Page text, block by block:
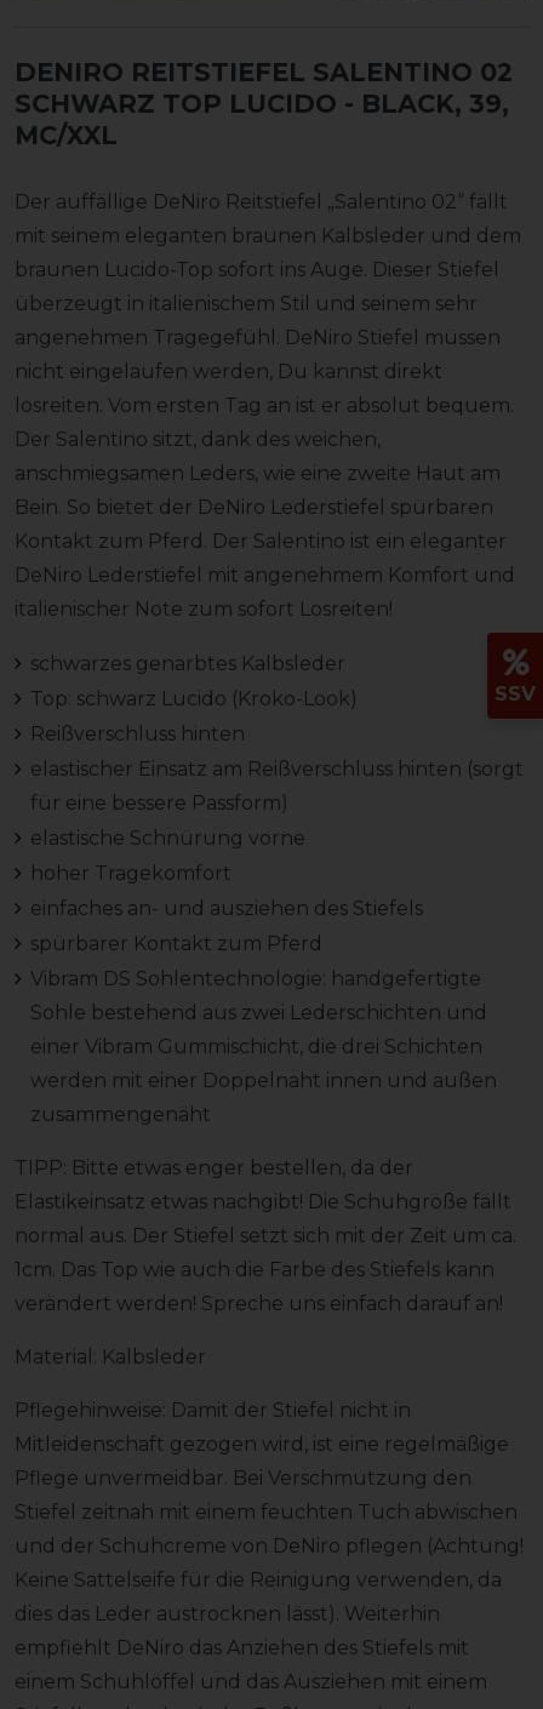
DENIRO REITSTIEFEL SALENTINO 02
SCHWARZ TOP LUCIDO - BLACK, 39,
MC/XXL
Der auffällige DeNiro Reitstiefel „Salentino 02“ fällt
mit seinem eleganten braunen Kalbsleder und dem
braunen Lucido-Top sofort ins Auge. Dieser Stiefel
überzeugt in italienischem Stil und seinem sehr
angenehmen Tragegefühl. DeNiro Stiefel müssen
nicht eingelaufen werden, Du kannst direkt
losreiten. Vom ersten Tag an ist er absolut bequem.
Der Salentino sitzt, dank des weichen,
anschmiegsamen Leders, wie eine zweite Haut am
Bein. So bietet der DeNiro Lederstiefel spürbaren
Kontakt zum Pferd. Der Salentino ist ein eleganter
DeNiro Lederstiefel mit angenehmem Komfort und
italienischer Note zum sofort Losreiten!
schwarzes genarbtes Kalbsleder
Top: schwarz Lucido (Kroko-Look)
Reißverschluss hinten
elastischer Einsatz am Reißverschluss hinten (sorgt
für eine bessere Passform)
elastische Schnürung vorne
hoher Tragekomfort
einfaches an- und ausziehen des Stiefels
spürbarer Kontakt zum Pferd
Vibram DS Sohlentechnologie: handgefertigte
Sohle bestehend aus zwei Lederschichten und
einer Vibram Gummischicht, die drei Schichten
werden mit einer Doppelnaht innen und außen
zusammengenäht
TIPP: Bitte etwas enger bestellen, da der
Elastikeinsatz etwas nachgibt! Die Schuhgröße fällt
normal aus. Der Stiefel setzt sich mit der Zeit um ca.
1cm. Das Top wie auch die Farbe des Stiefels kann
verändert werden! Spreche uns einfach darauf an!
Material: Kalbsleder
Pflegehinweise: Damit der Stiefel nicht in
Mitleidenschaft gezogen wird, ist eine regelmäßige
Pflege unvermeidbar. Bei Verschmutzung den
Stiefel zeitnah mit einem feuchten Tuch abwischen
und der Schuhcreme von DeNiro pflegen (Achtung!
Keine Sattelseife für die Reinigung verwenden, da
dies das Leder austrocknen lässt). Weiterhin
empfiehlt DeNiro das Anziehen des Stiefels mit
einem Schuhlöffel und das Ausziehen mit einem
SSV